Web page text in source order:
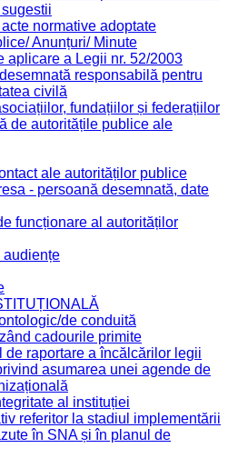
normative adoptate
Anunțuri/ Minute
aplicare a Legii nr. 52/2003
responsabilă pentru
civilă
fundațiilor și federațiilor
de autoritățile publice ale
ale autorităților publice
- persoană desemnată, date
funcționare al autorităților
audiențe
de conduită
cadourile primite
de raportare a încălcărilor legii
asumarea unei agende de
al instituției
referitor la stadiul implementării
în SNA și în planul de